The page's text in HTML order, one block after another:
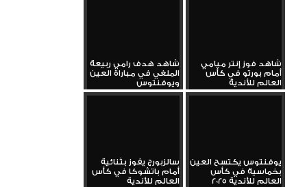
شاهد فوز إنتر ميامي
أمام بورتو في كأس
العالم للأندية
شاهد هدف رامي ربيعة
الملغي في مباراة العين
ويوفنتوس
يوفنتوس يكتسح العين
بخماسية في كأس
العالم للأندية 2025
سالزبورج يفوز بثنائية
أمام باتشوكا في كأس
العالم للأندية